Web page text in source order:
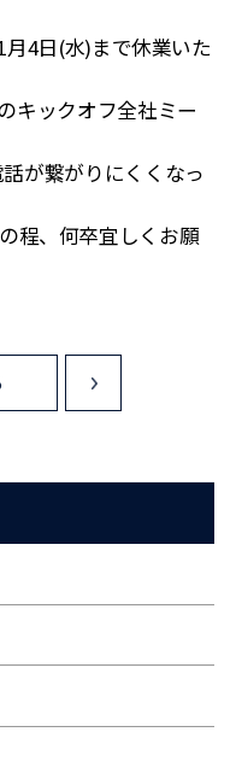
月4日(水)まで休業いた
キックオフ全社ミー
が繋がりにくくなっ
程、何卒宜しくお願